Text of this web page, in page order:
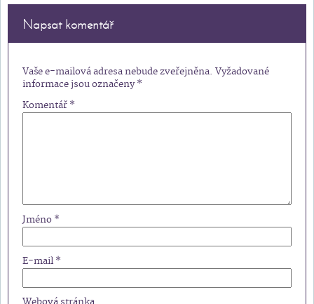
Napsat komentář
Vaše e-mailová adresa nebude zveřejněna. Vyžadované
informace jsou označeny*
Komentář *
Jméno *
E-mail *